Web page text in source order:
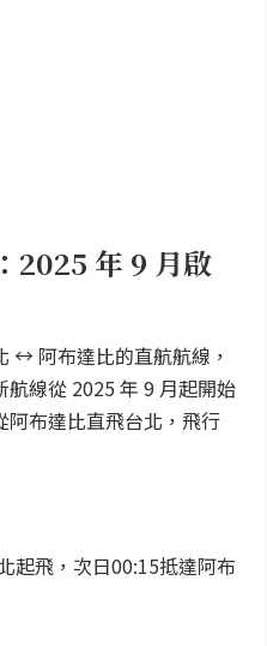
2025 年 9 月啟
↔ 阿布達比的直航航線，
線從 2025 年 9 月起開始
布達比直飛台北，飛行
起飛，次日00:15抵達阿布